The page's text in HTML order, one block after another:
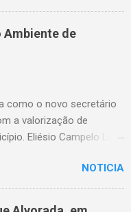
A nova lei,
proteção dos usuários.
no momento
Ambiente de
como o novo secretário
a valorização de
Eliésio Campelo Lima
sempre com atuação
funções exercidas,
de Timon, quando
NOTICIA